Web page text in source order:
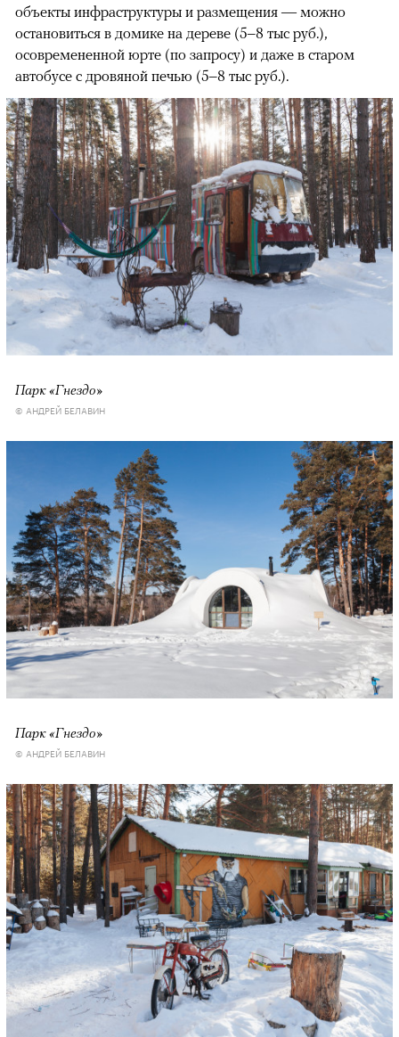
объекты инфраструктуры и размещения — можно
остановиться в домике на дереве (5–8 тыс руб.),
осовремененной юрте (по запросу) и даже в старом
автобусе с дровяной печью (5–8 тыс руб.).
Парк «Гнездо»
© АНДРЕЙ БЕЛАВИН
Парк «Гнездо»
© АНДРЕЙ БЕЛАВИН